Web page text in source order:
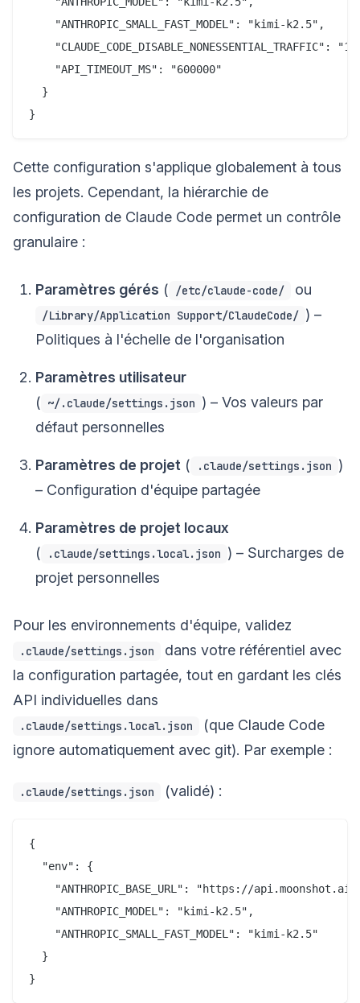
    "ANTHROPIC_SMALL_FAST_MODEL": "kimi-k2.5",
"CLAUDE_CODE_DISABLE_NONESSENTIAL_TRAFFIC":
    "API_TIMEOUT_MS": "600000"
  }
Cette configuration s'applique globalement à tous
les projets. Cependant, la hiérarchie de
configuration de Claude Code permet un contrôle
granulaire :
Paramètres gérés ( /etc/claude-code/ ou
/Library/Application Support/ClaudeCode/ ) –
Politiques à l'échelle de l'organisation
Paramètres utilisateur
( ~/.claude/settings.json ) – Vos valeurs par
défaut personnelles
Paramètres de projet ( .claude/settings.json )
– Configuration d'équipe partagée
Paramètres de projet locaux
(
.claude/settings.local.json ) – Surcharges de
projet personnelles
Pour les environnements d'équipe, validez
.claude/settings.json
dans votre référentiel avec
la configuration partagée, tout en gardant les clés
API individuelles dans
.claude/settings.local.json
(que Claude Code
ignore automatiquement avec git). Par exemple :
.claude/settings.json (validé) :
{
  "env": {
"ANTHROPIC_BASE_URL": "https://
    "ANTHROPIC_MODEL": "kimi-k2.5",
    "ANTHROPIC_SMALL_FAST_MODEL": "kimi-k2.5"
  }